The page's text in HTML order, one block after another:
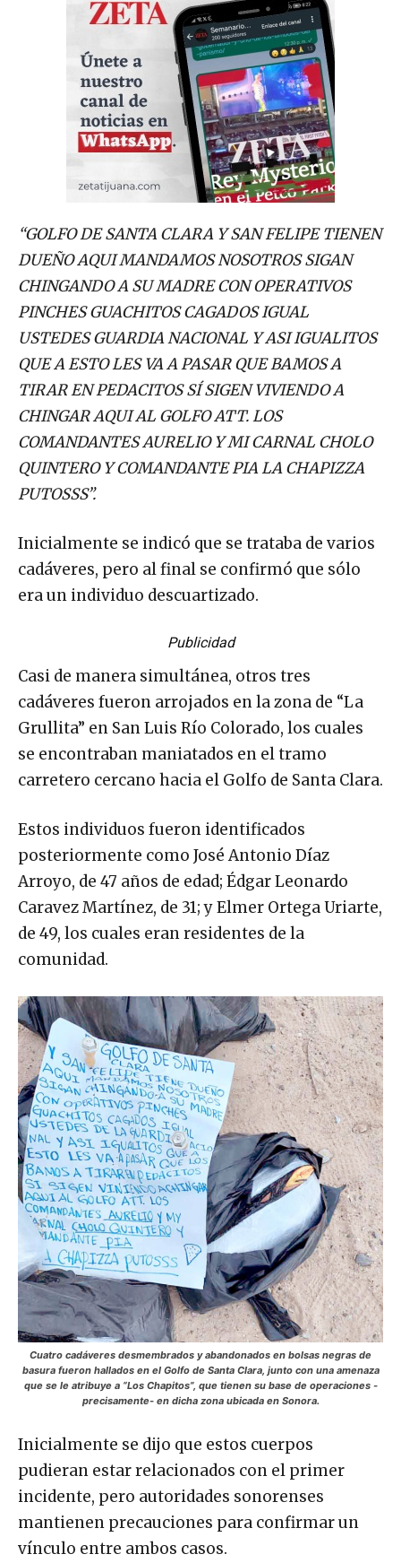
“GOLFO DE SANTA CLARA Y SAN FELIPE TIENEN
DUEÑO AQUI MANDAMOS NOSOTROS SIGAN
CHINGANDO A SU MADRE CON OPERATIVOS
PINCHES GUACHITOS CAGADOS IGUAL
USTEDES GUARDIA NACIONAL Y ASI IGUALITOS
QUE A ESTO LES VA A PASAR QUE BAMOS A
TIRAR EN PEDACITOS SÍ SIGEN VIVIENDO A
CHINGAR AQUI AL GOLFO ATT. LOS
COMANDANTES AURELIO Y MI CARNAL CHOLO
QUINTERO Y COMANDANTE PIA LA CHAPIZZA
PUTOSSS”.
Inicialmente se indicó que se trataba de varios
cadáveres, pero al final se confirmó que sólo
era un individuo descuartizado.
Publicidad
Casi de manera simultánea, otros tres
cadáveres fueron arrojados en la zona de “La
Grullita” en San Luis Río Colorado, los cuales
se encontraban maniatados en el tramo
carretero cercano hacia el Golfo de Santa Clara.
Estos individuos fueron identificados
posteriormente como José Antonio Díaz
Arroyo, de 47 años de edad; Édgar Leonardo
Caravez Martínez, de 31; y Elmer Ortega Uriarte,
de 49, los cuales eran residentes de la
comunidad.
Cuatro cadáveres desmembrados y abandonados en bolsas negras de
basura fueron hallados en el Golfo de Santa Clara, junto con una amenaza
que se le atribuye a “Los Chapitos”, que tienen su base de operaciones -
precisamente- en dicha zona ubicada en Sonora.
Inicialmente se dijo que estos cuerpos
pudieran estar relacionados con el primer
incidente, pero autoridades sonorenses
mantienen precauciones para confirmar un
vínculo entre ambos casos.